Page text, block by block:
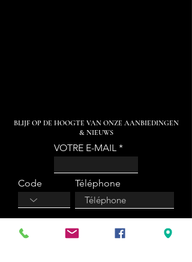
BLIJF OP DE HOOGTE VAN ONZE AANBIEDINGEN
& NIEUWS
VOTRE E-MAIL
Code Téléphone